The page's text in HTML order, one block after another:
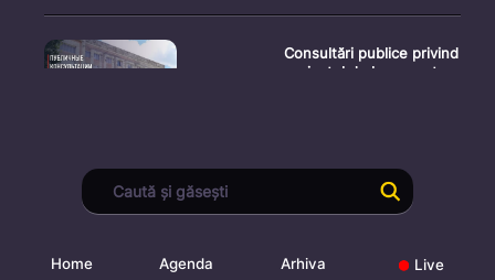
Consultări publice privind
proiectul de lege pent
Consultarea Publică CP-
01, dedicată Studiilor de
Home Agenda Arhiva Live